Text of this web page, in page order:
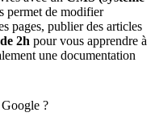
permet de modifier
pages, publier des articles
2h pour vous apprendre à
une documentation
?